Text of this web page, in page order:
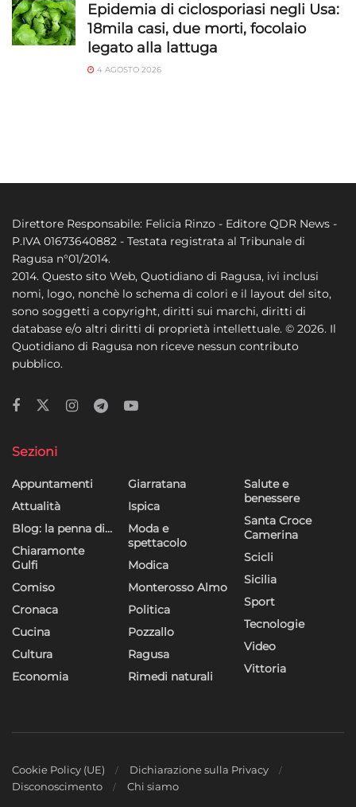
Epidemia di ciclosporiasi negli Usa:
18mila casi, due morti, focolaio
legato alla lattuga
4 AGOSTO 2026
Direttore Responsabile: Felicia Rinzo - Editore QDR News -
P.IVA 01673640882 - Testata registrata al Tribunale di
Ragusa n°01/2014.
2014. Questo sito Web, Quotidiano di Ragusa, ivi inclusi
nomi, logo, nonchè lo schema di colori e il layout del sito,
sono soggetti a copyright, diritti sui marchi, diritti di
database e/o altri diritti di proprietà intellettuale. © 2026. Il
Quotidiano di Ragusa non riceve nessun contributo
pubblico.
Sezioni
Appuntamenti
Attualità
Blog: la penna di…
Chiaramonte
Gulfi
Comiso
Cronaca
Cucina
Cultura
Economia
Giarratana
Ispica
Moda e
spettacolo
Modica
Monterosso Almo
Politica
Pozzallo
Ragusa
Rimedi naturali
Salute e
benessere
Santa Croce
Camerina
Scicli
Sicilia
Sport
Tecnologie
Video
Vittoria
Cookie Policy (UE)
Dichiarazione sulla Privacy
Disconoscimento
Chi siamo